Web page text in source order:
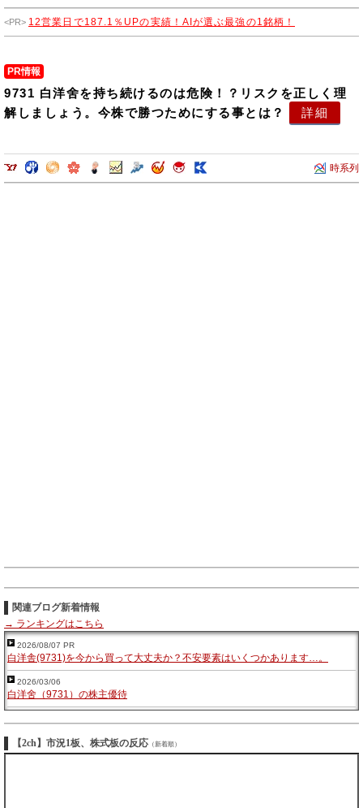
12営業日で187.1％UPの実績！AIが選ぶ最強の1銘柄！
PR情報
9731 白洋舍を持ち続けるのは危険！？リスクを正しく理
解しましょう。今株で勝つためにする事とは？
詳細
時系列
関連ブログ新着情報
→ ランキングはこちら
2026/08/07 PR
白洋舎(9731)を今から買って大丈夫か？不安要素はいくつかあります…。
2026/03/06
白洋舍（9731）の株主優待
【2ch】市況1板、株式板の反応 （新着順）